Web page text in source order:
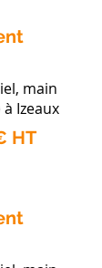
main
Izeaux
HT